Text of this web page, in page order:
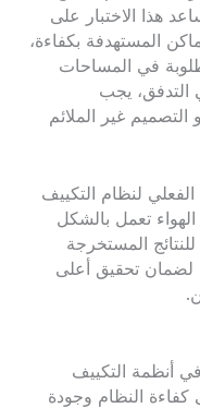
هذا الاختبار على
المستهدفة بكفاءة،
في المساحات
التدفق، يجب
غير الملائم
لنظام التكييف
تعمل بالشكل
المستخرجة
لضمان تحقيق أعلى
أنظمة التكييف
النظام وجودة